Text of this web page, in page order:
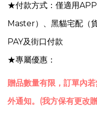
★付款方式：僅適用
Master）、黑貓宅配（
PAY及街口付款
★專屬優惠：
贈品數量有限，訂單內
外通知。(我方保有更改